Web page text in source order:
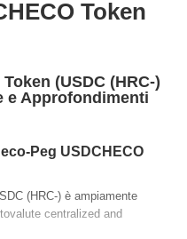
Token
(USDC (HRC-)
e Approfondimenti
Peg USDCHECO
(HRC-) è ampiamente
centralized and